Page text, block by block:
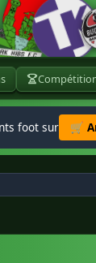
foot sur 🛒